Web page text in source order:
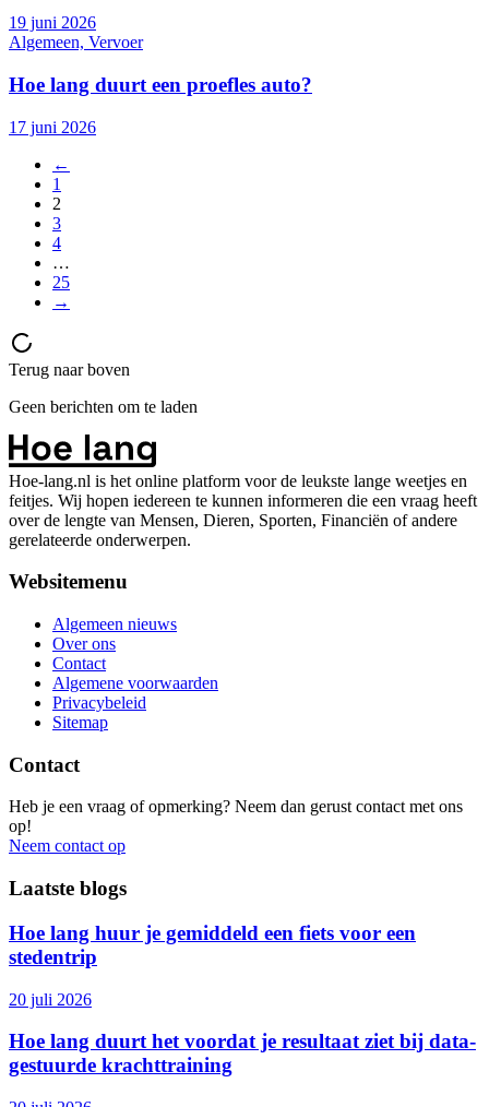
19 juni 2026
Algemeen, Vervoer
Hoe lang duurt een proefles auto?
17 juni 2026
←
1
2
3
4
…
25
→
Terug naar boven
Geen berichten om te laden
Hoe-lang.nl is het online platform voor de leukste lange weetjes en
feitjes. Wij hopen iedereen te kunnen informeren die een vraag heeft
over de lengte van Mensen, Dieren, Sporten, Financiën of andere
gerelateerde onderwerpen.
Websitemenu
Algemeen nieuws
Over ons
Contact
Algemene voorwaarden
Privacybeleid
Sitemap
Contact
Heb je een vraag of opmerking? Neem dan gerust contact met ons
op!
Neem contact op
Laatste blogs
Hoe lang huur je gemiddeld een fiets voor een
stedentrip
20 juli 2026
Hoe lang duurt het voordat je resultaat ziet bij data-
gestuurde krachttraining